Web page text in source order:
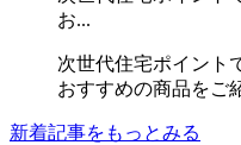
お...
次世代住宅ポイント
おすすめの商品をご
新着記事をもっとみる